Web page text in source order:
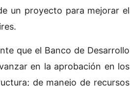
un proyecto para mejorar el
que el Banco de Desarrollo
en la aprobación en los
de manejo de recursos